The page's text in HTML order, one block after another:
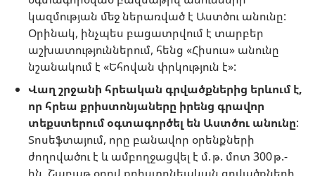
կազմության մեջ ներառված է Աստծու անունը:
Օրինակ, ինչպես բացատրվում է տարբեր
աշխատություններում, հենց «Հիսուս» անունը
նշանակում է «Եհովան փրկություն է»:
Վաղ շրջանի հրեական գրվածքներից երևում է,
որ հրեա քրիստոնյաները իրենց գրավոր
տեքստերում օգտագործել են Աստծու անունը:
Տոսեֆտայում, որը բանավոր օրենքների
ժողովածու է և ամբողջացվել է մ. թ. մոտ 300 թ.-
ին, Շաբաթ օրով քրիստոնեական գրվածքների